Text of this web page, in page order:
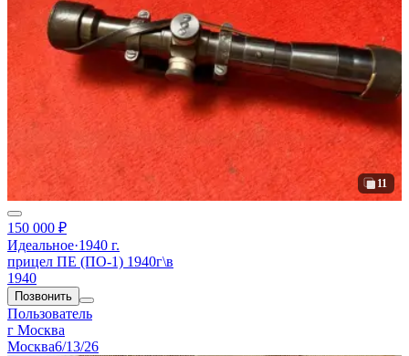
11
150 000 ₽
Идеальное·1940 г.
прицел ПЕ (ПО-1) 1940г\в
1940
Позвонить
Пользователь
г Москва
Москва6/13/26